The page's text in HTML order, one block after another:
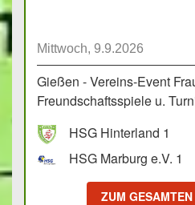
Mittwoch, 9.9.2026
Gießen - Vereins-Event
Freundschaftsspiele u.
HSG Hinterland 1
HSG Marburg e.V. 1
ZUM